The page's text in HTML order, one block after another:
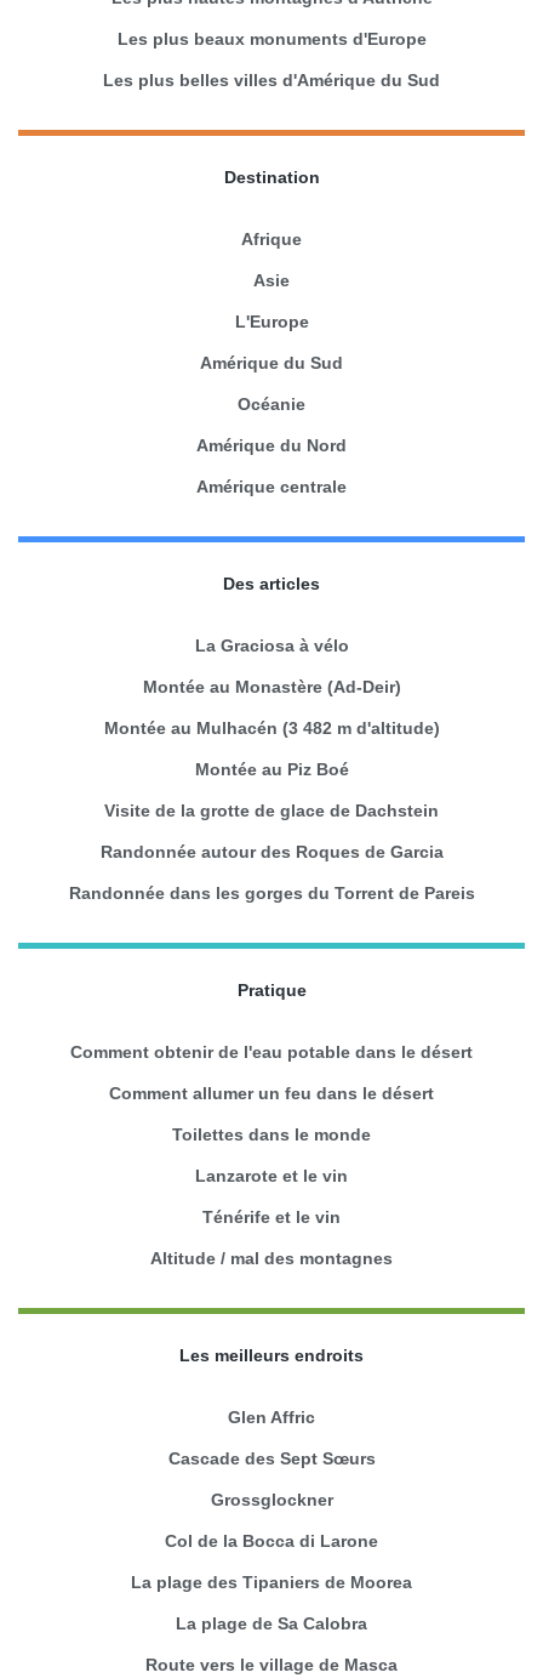
Les plus beaux monuments d'Europe
Les plus belles villes d'Amérique du Sud
Destination
Afrique
Asie
L'Europe
Amérique du Sud
Océanie
Amérique du Nord
Amérique centrale
Des articles
La Graciosa à vélo
Montée au Monastère (Ad-Deir)
Montée au Mulhacén (3 482 m d'altitude)
Montée au Piz Boé
Visite de la grotte de glace de Dachstein
Randonnée autour des Roques de Garcia
Randonnée dans les gorges du Torrent de Pareis
Pratique
Comment obtenir de l'eau potable dans le désert
Comment allumer un feu dans le désert
Toilettes dans le monde
Lanzarote et le vin
Ténérife et le vin
Altitude / mal des montagnes
Les meilleurs endroits
Glen Affric
Cascade des Sept Sœurs
Grossglockner
Col de la Bocca di Larone
La plage des Tipaniers de Moorea
La plage de Sa Calobra
Route vers le village de Masca